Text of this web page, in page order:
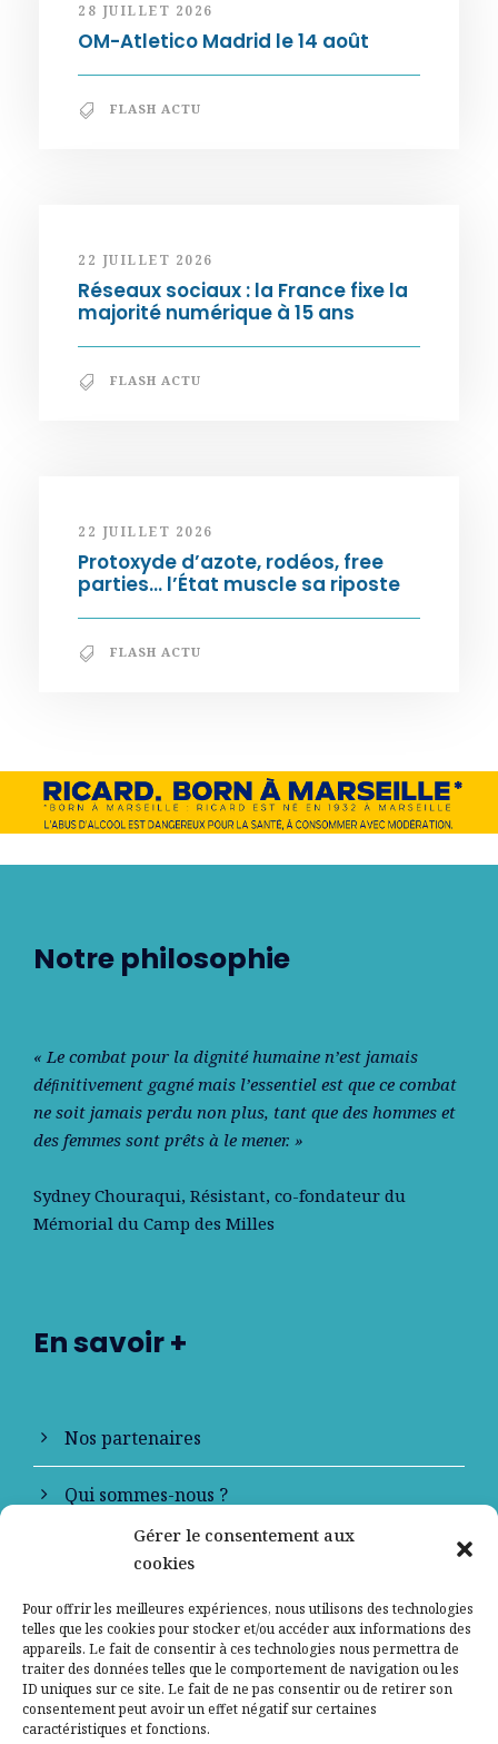
Gérer le consentement aux
cookies
Pour offrir les meilleures expériences, nous utilisons des technologies
telles que les cookies pour stocker et/ou accéder aux informations des
appareils. Le fait de consentir à ces technologies nous permettra de
traiter des données telles que le comportement de navigation ou les
ID uniques sur ce site. Le fait de ne pas consentir ou de retirer son
consentement peut avoir un effet négatif sur certaines
caractéristiques et fonctions.
28 JUILLET 2026
OM-Atletico Madrid le 14 août
FLASH ACTU
22 JUILLET 2026
Réseaux sociaux : la France fixe la
majorité numérique à 15 ans
FLASH ACTU
22 JUILLET 2026
Protoxyde d’azote, rodéos, free
parties… l’État muscle sa riposte
FLASH ACTU
Notre philosophie
« Le combat pour la dignité humaine n’est jamais
déﬁnitivement gagné mais l’essentiel est que ce combat
ne soit jamais perdu non plus, tant que des hommes et
des femmes sont prêts à le mener. »
Sydney Chouraqui, Résistant, co-fondateur du
Mémorial du Camp des Milles
En savoir +
Nos partenaires
Qui sommes-nous ?
Contactez-nous
Mentions légales
Politique de confidentialité